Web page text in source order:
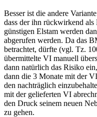
Besser ist die andere
dass der ihn rückwirkend als
günstigen Elstam werden
abgerufen werden. Da das
betrachtet, dürfte (vgl. Tz.
übermittelte VI manuell
dann natürlich das Risiko
dann die 3 Monate mit der
den nachträglich
mit der gelieferten VI
den Druck seinem neuen
zu gehen.